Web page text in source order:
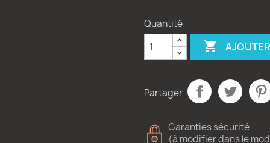
Quantité

Partager
Garanties sécurité
(à modifier dans le